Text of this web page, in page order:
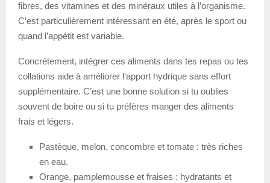
fibres, des vitamines et des minéraux utiles à l’organisme.
C’est particulièrement intéressant en été, après le sport ou
quand l’appétit est variable.
Concrètement, intégrer ces aliments dans tes repas ou tes
collations aide à améliorer l’apport hydrique sans effort
supplémentaire. C’est une bonne solution si tu oublies
souvent de boire ou si tu préfères manger des aliments
frais et légers.
Pastèque, melon, concombre et tomate : très riches
en eau.
Orange, pamplemousse et fraises : hydratants et